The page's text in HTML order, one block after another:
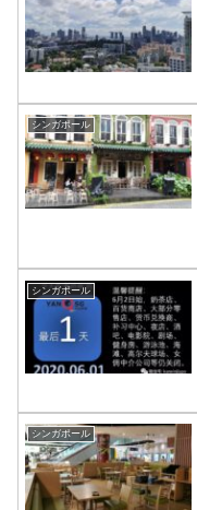
シンガポール
シンガポール
シンガポール